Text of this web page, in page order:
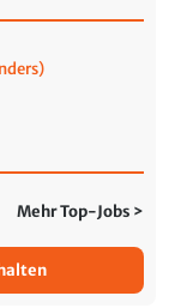
Mehr Top-Jobs >